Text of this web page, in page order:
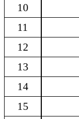
10
11
12
13
14
15